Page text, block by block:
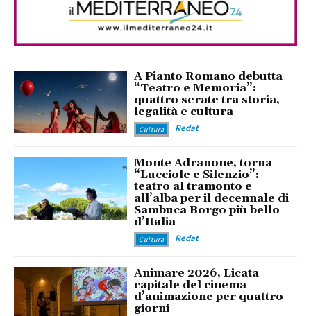
A Pianto Romano debutta
“Teatro e Memoria”:
quattro serate tra storia,
legalità e cultura
Cultura Redat
Monte Adranone, torna
“Lucciole e Silenzio”:
teatro al tramonto e
all’alba per il decennale di
Sambuca Borgo più bello
d’Italia
Cultura Redat
Animare 2026, Licata
capitale del cinema
d’animazione per quattro
giorni